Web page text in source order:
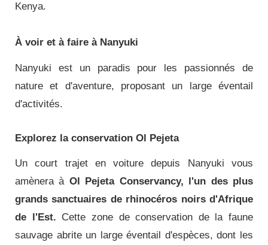
Kenya.
À voir et à faire à Nanyuki
Nanyuki est un paradis pour les passionnés de
nature et d'aventure, proposant un large éventail
d'activités.
Explorez la conservation Ol Pejeta
Un court trajet en voiture depuis Nanyuki vous
amènera à Ol Pejeta Conservancy, l'un des plus
grands sanctuaires de rhinocéros noirs d'Afrique
de l'Est. Cette zone de conservation de la faune
sauvage abrite un large éventail d'espèces, dont les